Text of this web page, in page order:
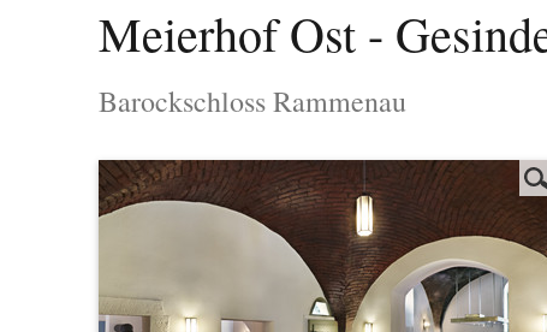
Meierhof Ost -
Barockschloss Rammenau